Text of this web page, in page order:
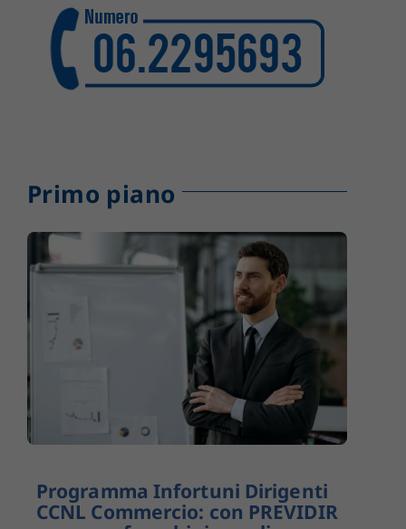
Primo piano
Programma Infortuni Dirigenti
CCNL Commercio: con PREVIDIR